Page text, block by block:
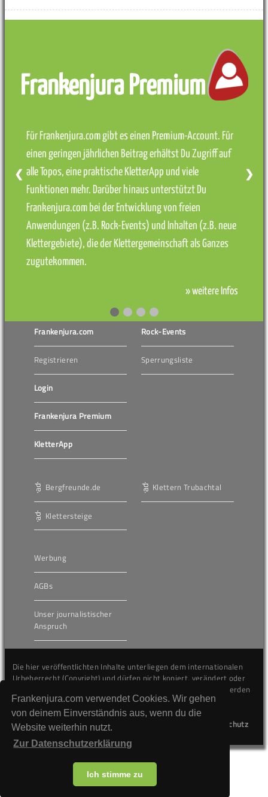
Frankenjura.com verwendet Cookies. Wir gehen
von deinem Einverständnis aus, wenn du die
Website weiterhin nutzt.
Zur Datenschutzerklärung
Ich stimme zu
Frankenjura Premium
Für Frankenjura.com gibt es einen Premium-Account. Für
einen geringen jährlichen Beitrag erhältst Du Zugriff auf
alle Topos, eine praktische KletterApp und viele
Funktionen mehr. Darüber hinaus unterstützt Du
Frankenjura.com bei der Entwicklung von freien
Anwendungen (z.B. Rock-Events) und Inhalten (z.B. neue
Klettergebiete), die der Klettergemeinschaft als Ganzes
zugutekommen.
» weitere Infos
❮ ❯
Frankenjura.com
Registrieren
Login
Frankenjura Premium
KletterApp
Rock-Events
Sperrungsliste
Bergfreunde.de
Klettersteige
Klettern Trubachtal
Werbung
AGBs
Unser journalistischer
Anspruch
Die hier veröffentlichten Inhalte unterliegen dem internationalen
Urheberrecht (Copyright) und dürfen nicht kopiert, verändert oder
unverändert wiederveröffentlicht werden. Gegen Verstöße werden
wir auf juristischem Wege vorgehen.
Datenschutz